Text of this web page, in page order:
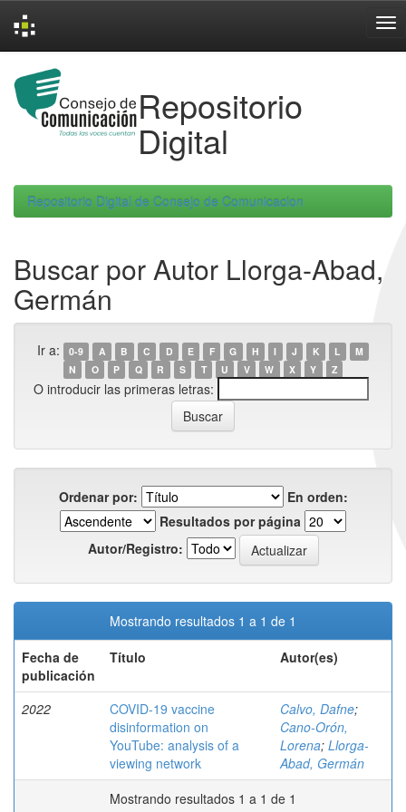
navigation
Repositorio
Digital
Repositorio Digital de Consejo de Comunicacion
Buscar por Autor Llorga-Abad,
Germán
Ir a: 0-9 A B C D E F G H I J K L
M
N
O P Q R S T U V W X Y Z
O introducir las primeras letras:
Ordenar por:
En orden:
Resultados por página
Autor/Registro:
Mostrando resultados 1 a 1 de 1
Fecha de
publicación
Título Autor(es)
2022
COVID-19 vaccine
disinformation on
YouTube: analysis of a
viewing network
Calvo, Dafne;
Cano-Orón,
Lorena; Llorga-
Abad, Germán
Mostrando resultados 1 a 1 de 1